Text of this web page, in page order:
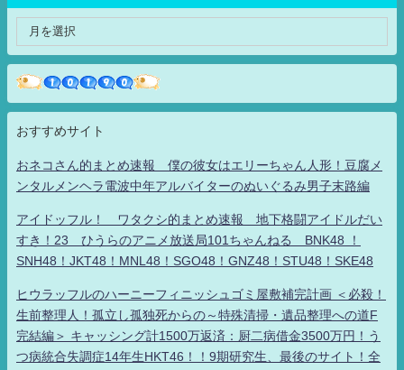
おすすめサイト
おネコさん的まとめ速報 僕の彼女はエリーちゃん人形！豆腐メ
ンタルメンヘラ電波中年アルバイターのぬいぐるみ男子末路編
アイドッフル！ ワタクシ的まとめ速報 地下格闘アイドルだい
すき！23 ひうらのアニメ放送局101ちゃんねる BNK48 ！
SNH48！JKT48！MNL48！SGO48！GNZ48！STU48！SKE48
ヒウラッフルのハーニーフィニッシュゴミ屋敷補完計画 ＜必殺！
生前整理人！孤立し孤独死からの～特殊清掃・遺品整理への道F
完結編＞ キャッシング計1500万返済：厨二病借金3500万円！う
つ病統合失調症14年生HKT46！！9期研究生、最後のサイト！全